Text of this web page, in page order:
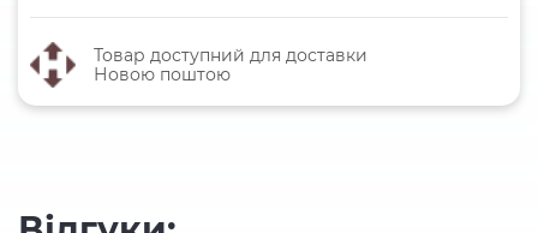
Товар доступний для доставки
Новою поштою